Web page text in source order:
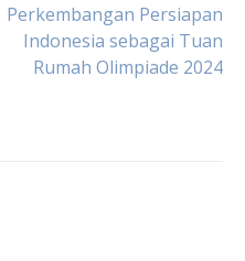
Perkembangan Persiapan
Indonesia sebagai Tuan
Rumah Olimpiade 2024